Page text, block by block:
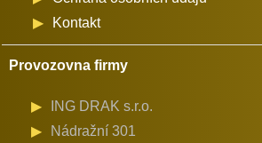
Kontakt
Provozovna firmy
ING DRAK s.r.o.
Nádražní 301